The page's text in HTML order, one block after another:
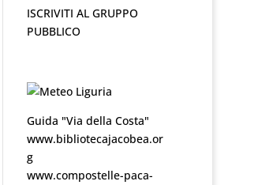
ISCRIVITI AL GRUPPO
PUBBLICO
Guida "Via della Costa"
www.bibliotecajacobea.or
g
www.compostelle-paca-